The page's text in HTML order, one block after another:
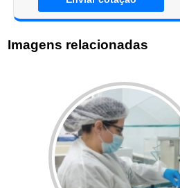
Imagens relacionadas